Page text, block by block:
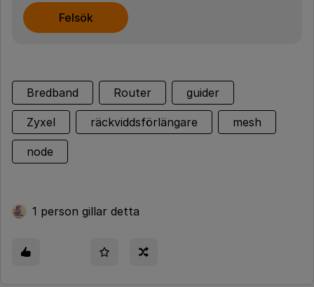
Felsök
Bredband Router guider
Zyxel räckviddsförlängare mesh
node
1 person gillar detta